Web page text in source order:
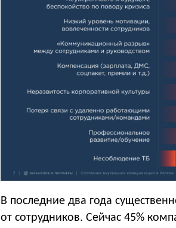
В последние два года
от сотрудников. Сейчас 45%